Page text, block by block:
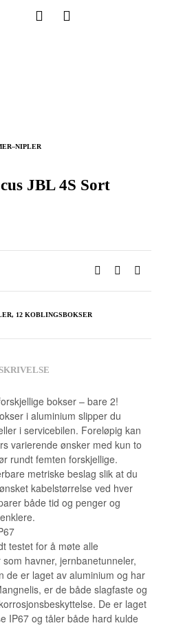
JBL 4S Sort
, 12 KOBLINGSBOKSER
bokser – bare 2!
i aluminium slipper du
i servicebilen. Foreløpig kan
varierende ønsker med kun to
rundt femten forskjellige.
metriske beslag slik at du
kabelstørrelse ved hver
både tid og penger og
testet for å møte alle
havner, jernbanetunneler,
de er laget av aluminium og har
er de både slagfaste og
De er laget
IP67 og tåler både hard kulde